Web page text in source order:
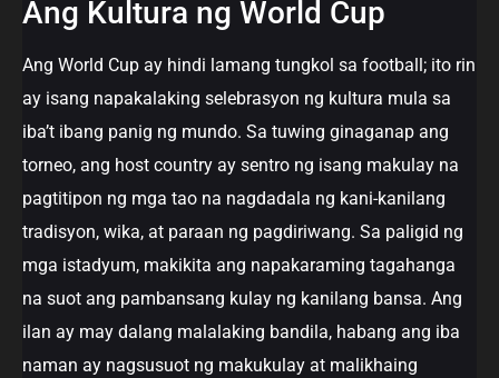
Ang Kultura ng World Cup
Ang World Cup ay hindi lamang tungkol sa football; ito rin
ay isang napakalaking selebrasyon ng kultura mula sa
iba’t ibang panig ng mundo. Sa tuwing ginaganap ang
torneo, ang host country ay sentro ng isang makulay na
pagtitipon ng mga tao na nagdadala ng kani-kanilang
tradisyon, wika, at paraan ng pagdiriwang. Sa paligid ng
mga istadyum, makikita ang napakaraming tagahanga
na suot ang pambansang kulay ng kanilang bansa. Ang
ilan ay may dalang malalaking bandila, habang ang iba
naman ay nagsusuot ng makukulay at malikhaing